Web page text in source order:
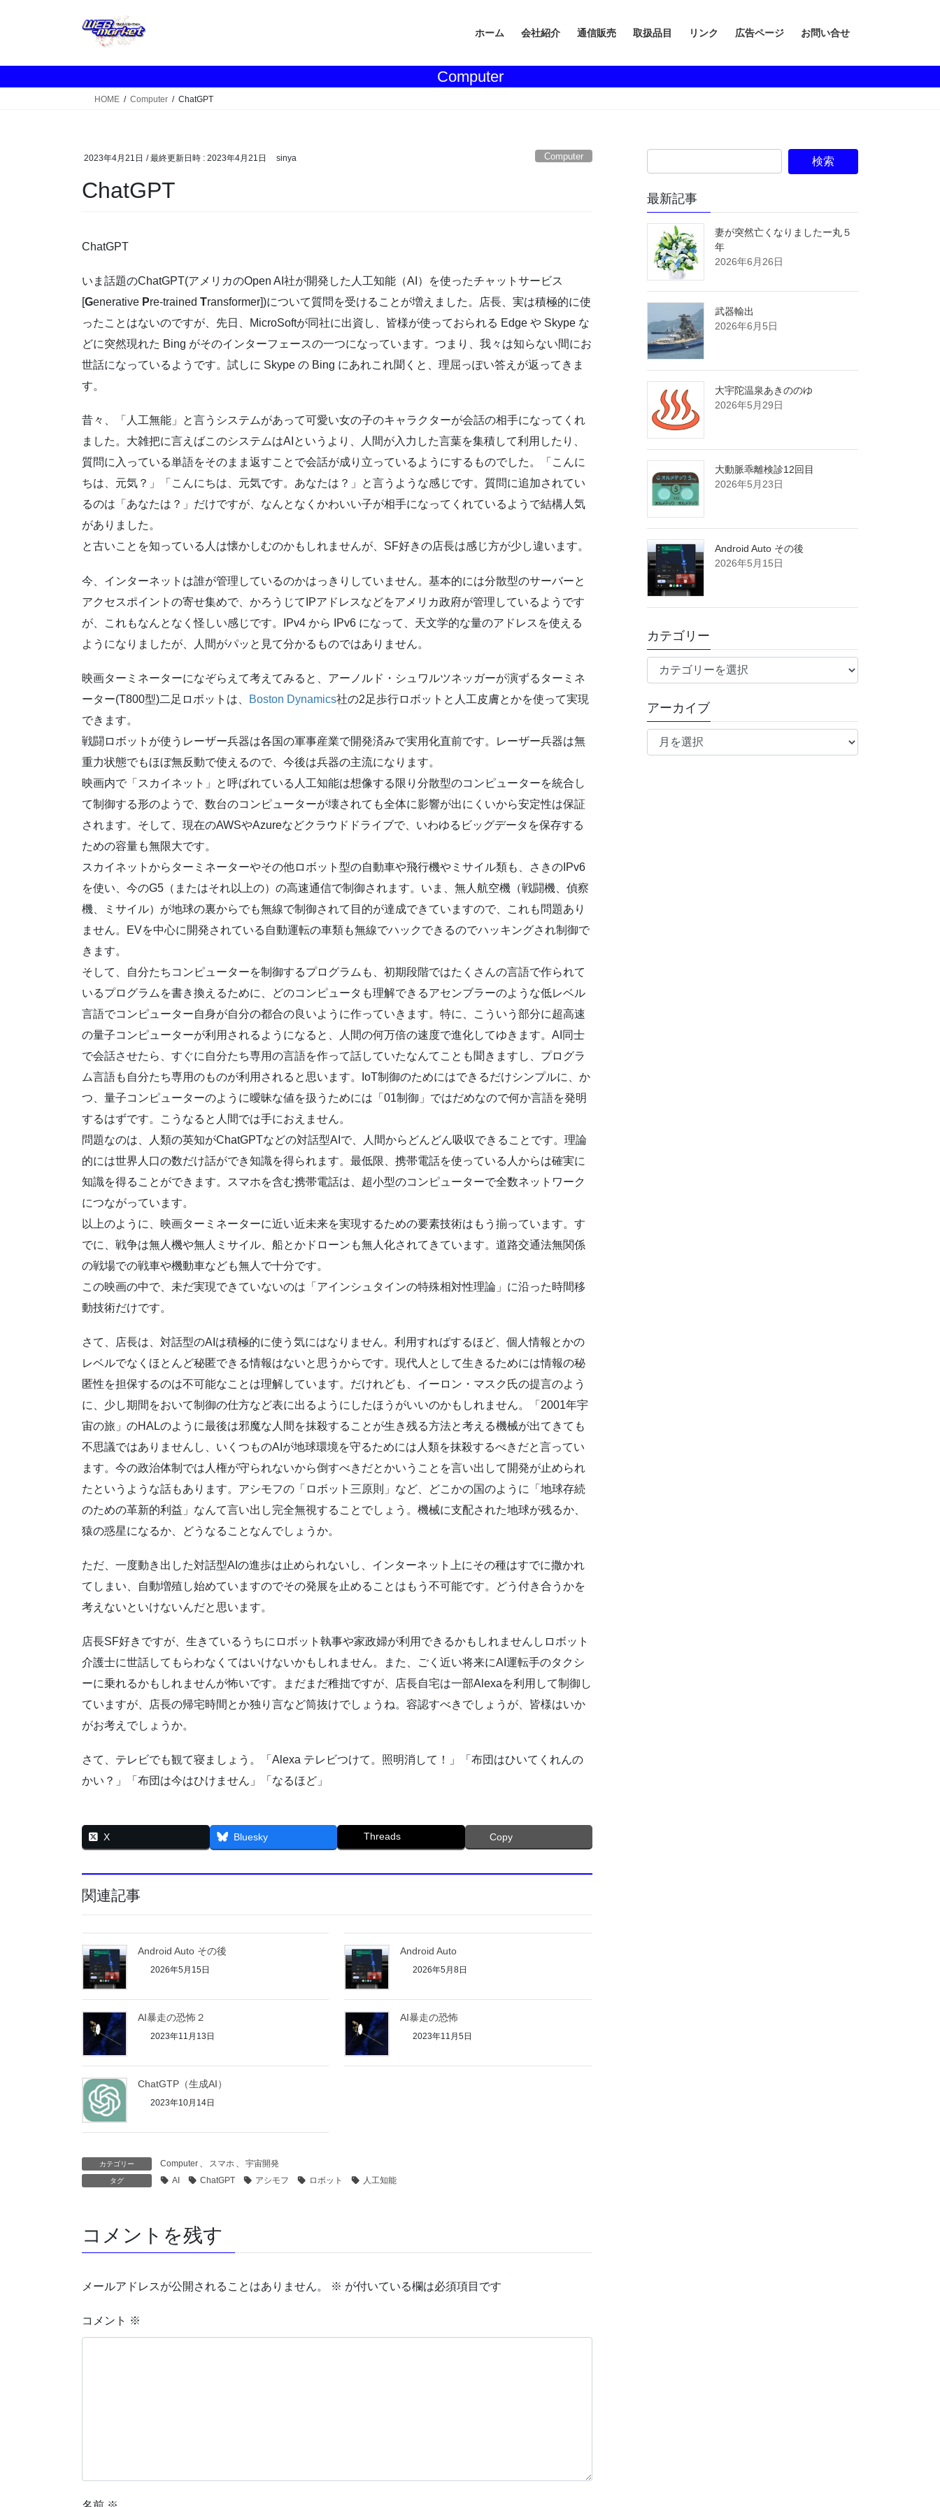
へ
ョ
ホーム 会社紹介 通信販売 取扱品目 リンク 広告ページ お問い合せ
Computer
HOME Computer ChatGPT
2023年4月21日 / 最終更新日時 : 2023年4月21日 sinya Computer
ChatGPT
ChatGPT
いま話題のChatGPT(アメリカのOpen AI社が開発した人工知能（AI）を使ったチャットサービス
[Generative Pre-trained Transformer])について質問を受けることが増えました。店長、実は積極的に使
ったことはないのですが、先日、MicroSoftが同社に出資し、皆様が使っておられる Edge や Skype な
どに突然現れた Bing がそのインターフェースの一つになっています。つまり、我々は知らない間にお
世話になっているようです。試しに Skype の Bing にあれこれ聞くと、理屈っぽい答えが返ってきま
す。
昔々、「人工無能」と言うシステムがあって可愛い女の子のキャラクターが会話の相手になってくれ
ました。大雑把に言えばこのシステムはAIというより、人間が入力した言葉を集積して利用したり、
質問に入っている単語をそのまま返すことで会話が成り立っているようにするものでした。「こんに
ちは、元気？」「こんにちは、元気です。あなたは？」と言うような感じです。質問に追加されてい
るのは「あなたは？」だけですが、なんとなくかわいい子が相手になってくれているようで結構人気
がありました。
と古いことを知っている人は懐かしむのかもしれませんが、SF好きの店長は感じ方が少し違います。
今、インターネットは誰が管理しているのかはっきりしていません。基本的には分散型のサーバーと
アクセスポイントの寄せ集めで、かろうじてIPアドレスなどをアメリカ政府が管理しているようです
が、これもなんとなく怪しい感じです。IPv4 から IPv6 になって、天文学的な量のアドレスを使える
ようになりましたが、人間がパッと見て分かるものではありません。
映画ターミネーターになぞらえて考えてみると、アーノルド・シュワルツネッガーが演ずるターミネ
ーター(T800型)二足ロボットは、
Boston Dynamics社の2足歩行ロボットと人工皮膚とかを使って実現
できます。
戦闘ロボットが使うレーザー兵器は各国の軍事産業で開発済みで実用化直前です。レーザー兵器は無
重力状態でもほぼ無反動で使えるので、今後は兵器の主流になります。
映画内で「スカイネット」と呼ばれている人工知能は想像する限り分散型のコンピューターを統合し
て制御する形のようで、数台のコンピューターが壊されても全体に影響が出にくいから安定性は保証
されます。そして、現在のAWSやAzureなどクラウドドライブで、いわゆるビッグデータを保存する
ための容量も無限大です。
スカイネットからターミネーターやその他ロボット型の自動車や飛行機やミサイル類も、さきのIPv6
を使い、今のG5（またはそれ以上の）の高速通信で制御されます。いま、無人航空機（戦闘機、偵察
機、ミサイル）が地球の裏からでも無線で制御されて目的が達成できていますので、これも問題あり
ません。EVを中心に開発されている自動運転の車類も無線でハックできるのでハッキングされ制御で
きます。
そして、自分たちコンピューターを制御するプログラムも、初期段階ではたくさんの言語で作られて
いるプログラムを書き換えるために、どのコンピュータも理解できるアセンブラーのような低レベル
言語でコンピューター自身が自分の都合の良いように作っていきます。特に、こういう部分に超高速
の量子コンピューターが利用されるようになると、人間の何万倍の速度で進化してゆきます。AI同士
で会話させたら、すぐに自分たち専用の言語を作って話していたなんてことも聞きますし、プログラ
ム言語も自分たち専用のものが利用されると思います。IoT制御のためにはできるだけシンプルに、か
つ、量子コンピューターのように曖昧な値を扱うためには「01制御」ではだめなので何か言語を発明
するはずです。こうなると人間では手におえません。
問題なのは、人類の英知がChatGPTなどの対話型AIで、人間からどんどん吸収できることです。理論
的には世界人口の数だけ話ができ知識を得られます。最低限、携帯電話を使っている人からは確実に
知識を得ることができます。スマホを含む携帯電話は、超小型のコンピューターで全数ネットワーク
につながっています。
以上のように、映画ターミネーターに近い近未来を実現するための要素技術はもう揃っています。す
でに、戦争は無人機や無人ミサイル、船とかドローンも無人化されてきています。道路交通法無関係
の戦場での戦車や機動車なども無人で十分です。
この映画の中で、未だ実現できていないのは「アインシュタインの特殊相対性理論」に沿った時間移
動技術だけです。
さて、店長は、対話型のAIは積極的に使う気にはなりません。利用すればするほど、個人情報とかの
レベルでなくほとんど秘匿できる情報はないと思うからです。現代人として生きるためには情報の秘
匿性を担保するのは不可能なことは理解しています。だけれども、イーロン・マスク氏の提言のよう
に、少し期間をおいて制御の仕方など表に出るようにしたほうがいいのかもしれません。「2001年宇
宙の旅」のHALのように最後は邪魔な人間を抹殺することが生き残る方法と考える機械が出てきても
不思議ではありませんし、いくつものAIが地球環境を守るためには人類を抹殺するべきだと言ってい
ます。今の政治体制では人権が守られないから倒すべきだとかいうことを言い出して開発が止められ
たというような話もあります。アシモフの「ロボット三原則」など、どこかの国のように「地球存続
のための革新的利益」なんて言い出し完全無視することでしょう。機械に支配された地球が残るか、
猿の惑星になるか、どうなることなんでしょうか。
ただ、一度動き出した対話型AIの進歩は止められないし、インターネット上にその種はすでに撒かれ
てしまい、自動増殖し始めていますのでその発展を止めることはもう不可能です。どう付き合うかを
考えないといけないんだと思います。
店長SF好きですが、生きているうちにロボット執事や家政婦が利用できるかもしれませんしロボット
介護士に世話してもらわなくてはいけないかもしれません。また、ごく近い将来にAI運転手のタクシ
ーに乗れるかもしれませんが怖いです。まだまだ稚拙ですが、店長自宅は一部Alexaを利用して制御し
ていますが、店長の帰宅時間とか独り言など筒抜けでしょうね。容認すべきでしょうが、皆様はいか
がお考えでしょうか。
さて、テレビでも観て寝ましょう。「Alexa テレビつけて。照明消して！」「布団はひいてくれんの
かい？」「布団は今はひけません」「なるほど」
X Bluesky Threads Copy
関連記事
Android Auto その後
2026年5月15日
Android Auto
2026年5月8日
AI暴走の恐怖２
2023年11月13日
AI暴走の恐怖
2023年11月5日
ChatGTP（生成AI）
2023年10月14日
カテゴリー Computer スマホ 宇宙開発
タグ AI ChatGPT アシモフ ロボット 人工知能
コメントを残す
メールアドレスが公開されることはありません。 ※ が付いている欄は必須項目です
コメント ※
最新記事
妻が突然亡くなりましたー丸５
年
2026年6月26日
武器輸出
2026年6月5日
大宇陀温泉あきののゆ
2026年5月29日
大動脈乖離検診12回目
2026年5月23日
Android Auto その後
2026年5月15日
カテゴリー
テ
リ
ー
アーカイブ
ア